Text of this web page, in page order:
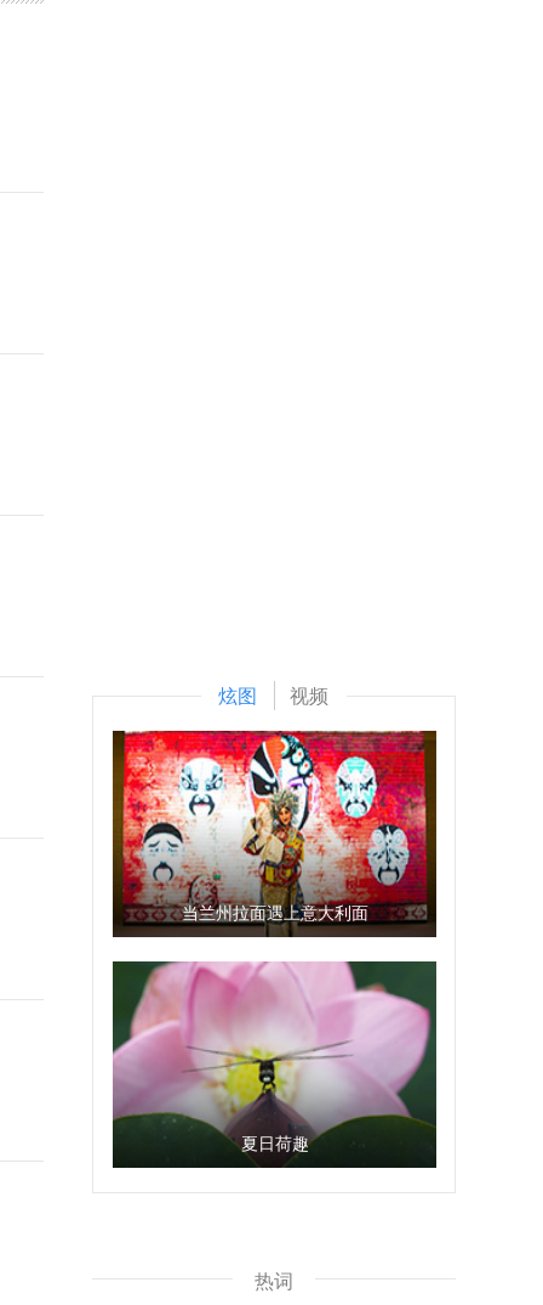
炫图 视频
当兰州拉面遇上意大利面
夏日荷趣
热词